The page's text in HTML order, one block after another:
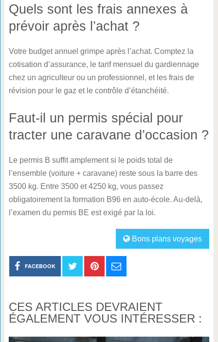
Quels sont les frais annexes à
prévoir après l’achat ?
Votre budget annuel grimpe après l’achat. Comptez la
cotisation d’assurance, le tarif mensuel du gardiennage
chez un agriculteur ou un professionnel, et les frais de
révision pour le gaz et le contrôle d’étanchéité.
Faut-il un permis spécial pour
tracter une caravane d’occasion ?
Le permis B suffit amplement si le poids total de
l’ensemble (voiture + caravane) reste sous la barre des
3500 kg. Entre 3500 et 4250 kg, vous passez
obligatoirement la formation B96 en auto-école. Au-delà,
l’examen du permis BE est exigé par la loi.
Bons plans voyages
FACEBOOK
CES ARTICLES DEVRAIENT
ÉGALEMENT VOUS INTÉRESSER :